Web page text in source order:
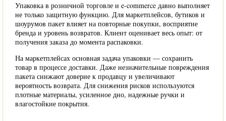
Упаковка в розничной торговле и e-commerce давно выполняет
не только защитную функцию. Для маркетплейсов, бутиков и
шоурумов пакет влияет на повторные покупки, восприятие
бренда и уровень возвратов. Клиент оценивает весь опыт: от
получения заказа до момента распаковки.
На маркетплейсах основная задача упаковки — сохранить
товар в процессе доставки. Даже незначительные повреждения
пакета снижают доверие к продавцу и увеличивают
вероятность возврата. Для снижения рисков используются
плотные материалы, усиленное дно, надежные ручки и
влагостойкие покрытия.